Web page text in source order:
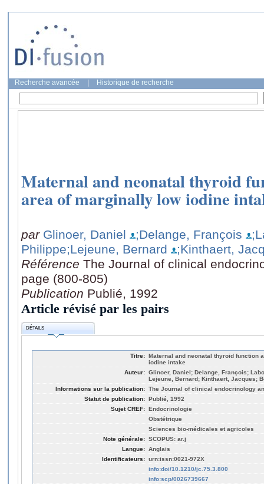
Recherche avancée Historique de recherche
Maternal and neonatal thyroid
area of marginally low iodine
par Glinoer, Daniel ;Delange, François
Philippe;Lejeune, Bernard
;Kinthaert,
Référence The Journal of clinical
page (800-805)
Publication Publié, 1992
Article révisé par les pairs
DÉTAILS
Titre: Maternal and neonatal thyroid function
iodine intake
Auteur: Glinoer, Daniel; Delange, François;
Lejeune, Bernard; Kinthaert, Jacques;
Informations sur la publication: The Journal of clinical endocrinology
Statut de publication: Publié, 1992
Sujet CREF: Endocrinologie
Obstétrique
Sciences bio-médicales et agricoles
Note générale: SCOPUS: ar.j
Langue: Anglais
Identificateurs: urn:issn:0021-972X
info:doi/10.1210/jc.75.3.800
info:scp/0026739667